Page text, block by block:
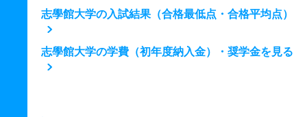
志學館大学の入試結果（合格最低点・合格平均点）
志學館大学の学費（初年度納入金）・奨学金を見る